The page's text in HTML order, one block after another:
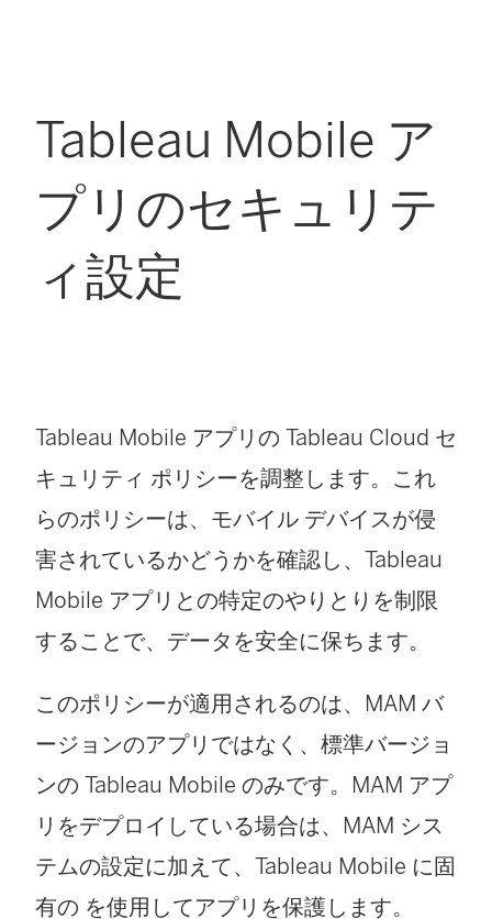
Tableau Mobile ア
プリのセキュリテ
ィ設定
Tableau Mobile アプリの Tableau Cloud セ
キュリティ ポリシーを調整します。これ
らのポリシーは、モバイル デバイスが侵
害されているかどうかを確認し、Tableau
Mobile アプリとの特定のやりとりを制限
することで、データを安全に保ちます。
このポリシーが適用されるのは、MAM バ
ージョンのアプリではなく、標準バージョ
ンの Tableau Mobile のみです。MAM アプ
リをデプロイしている場合は、MAM シス
テムの設定に加えて、Tableau Mobile に固
有の を使用してアプリを保護します。